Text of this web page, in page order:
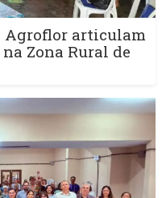
Agroflor articulam
Zona Rural de